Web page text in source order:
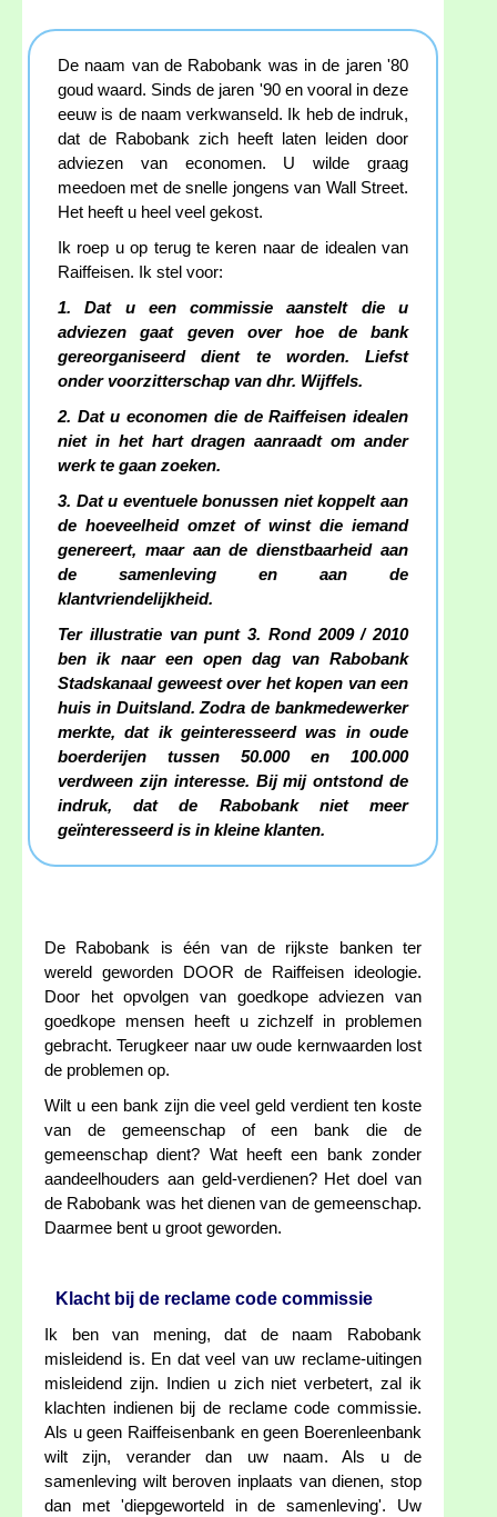
De naam van de Rabobank was in de jaren '80
goud waard. Sinds de jaren '90 en vooral in deze
eeuw is de naam verkwanseld. Ik heb de indruk,
dat de Rabobank zich heeft laten leiden door
adviezen van economen. U wilde graag
meedoen met de snelle jongens van Wall Street.
Het heeft u heel veel gekost.
Ik roep u op terug te keren naar de idealen van
Raiffeisen. Ik stel voor:
1. Dat u een commissie aanstelt die u
adviezen gaat geven over hoe de bank
gereorganiseerd dient te worden. Liefst
onder voorzitterschap van dhr. Wijffels.
2. Dat u economen die de Raiffeisen idealen
niet in het hart dragen aanraadt om ander
werk te gaan zoeken.
3. Dat u eventuele bonussen niet koppelt aan
de hoeveelheid omzet of winst die iemand
genereert, maar aan de dienstbaarheid aan
de samenleving en aan de
klantvriendelijkheid.
Ter illustratie van punt 3. Rond 2009 / 2010
ben ik naar een open dag van Rabobank
Stadskanaal geweest over het kopen van een
huis in Duitsland. Zodra de bankmedewerker
merkte, dat ik geinteresseerd was in oude
boerderijen tussen 50.000 en 100.000
verdween zijn interesse. Bij mij ontstond de
indruk, dat de Rabobank niet meer
geïnteresseerd is in kleine klanten.
De Rabobank is één van de rijkste banken ter
wereld geworden DOOR de Raiffeisen ideologie.
Door het opvolgen van goedkope adviezen van
goedkope mensen heeft u zichzelf in problemen
gebracht. Terugkeer naar uw oude kernwaarden lost
de problemen op.
Wilt u een bank zijn die veel geld verdient ten koste
van de gemeenschap of een bank die de
gemeenschap dient? Wat heeft een bank zonder
aandeelhouders aan geld-verdienen? Het doel van
de Rabobank was het dienen van de gemeenschap.
Daarmee bent u groot geworden.
Klacht bij de reclame code commissie
Ik ben van mening, dat de naam Rabobank
misleidend is. En dat veel van uw reclame-uitingen
misleidend zijn. Indien u zich niet verbetert, zal ik
klachten indienen bij de reclame code commissie.
Als u geen Raiffeisenbank en geen Boerenleenbank
wilt zijn, verander dan uw naam. Als u de
samenleving wilt beroven inplaats van dienen, stop
dan met 'diepgeworteld in de samenleving'. Uw